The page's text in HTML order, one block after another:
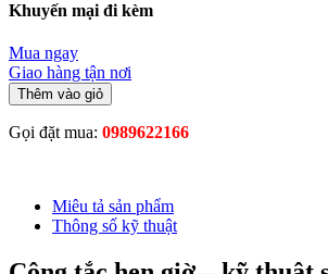
Khuyến mại đi kèm
Mua ngay
Giao hàng tận nơi
Thêm vào giỏ
Gọi đặt mua: 0989622166
Miêu tả sản phẩm
Thông số kỹ thuật